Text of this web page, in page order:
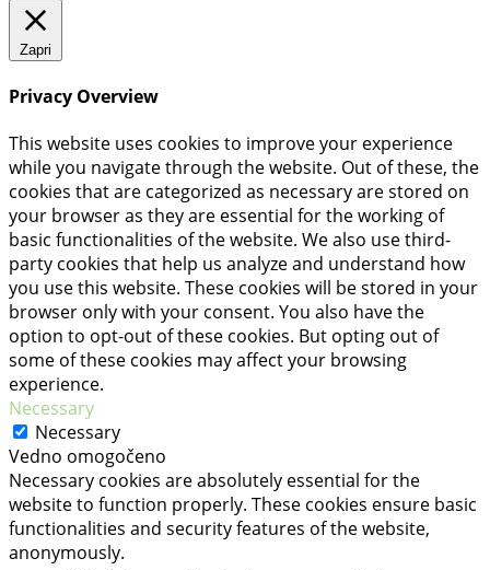
Zapri
Privacy Overview
This website uses cookies to improve your experience
while you navigate through the website. Out of these, the
cookies that are categorized as necessary are stored on
your browser as they are essential for the working of
basic functionalities of the website. We also use third-
party cookies that help us analyze and understand how
you use this website. These cookies will be stored in your
browser only with your consent. You also have the
option to opt-out of these cookies. But opting out of
some of these cookies may affect your browsing
experience.
Necessary
Necessary
Vedno omogočeno
Necessary cookies are absolutely essential for the
website to function properly. These cookies ensure basic
functionalities and security features of the website,
anonymously.